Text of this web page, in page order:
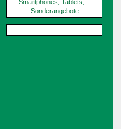
Smartphones, Tablets, ...
Sonderangebote